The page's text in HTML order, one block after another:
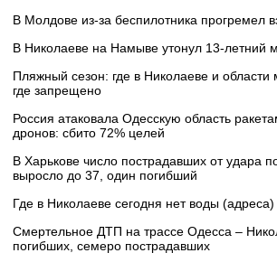
В Молдове из-за беспилотника прогремел
В Николаеве на Намыве утонул 13-летний
Пляжный сезон: где в Николаеве и области
где запрещено
Россия атаковала Одесскую область
дронов: сбито 72% целей
В Харькове число пострадавших от удара
выросло до 37, один погибший
Где в Николаеве сегодня нет воды (адреса)
Смертельное ДТП на трассе Одесса –
погибших, семеро пострадавших